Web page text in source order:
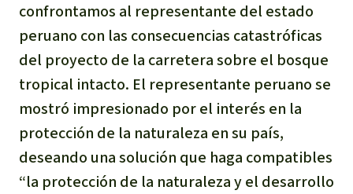
Landgrabbing
Granjas Industriales
Para niñas y niños
Defensoras y Defensores
confrontamos al representante del estado
peruano con las consecuencias catastróficas
del proyecto de la carretera sobre el bosque
tropical intacto. El representante peruano se
mostró impresionado por el interés en la
protección de la naturaleza en su país,
deseando una solución que haga compatibles
“la protección de la naturaleza y el desarrollo